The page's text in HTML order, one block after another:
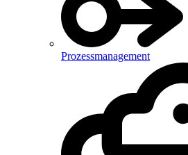
Prozessmanagement